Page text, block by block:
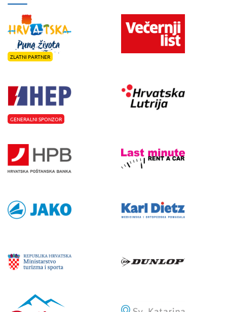
ZLATNI PARTNER
GENERALNI SPONZOR